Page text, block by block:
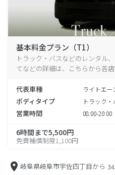
基本料金プラン（T1）
トラック・バスなどのレンタル
てなどの詳細は、こちらから各店
代表車種 ライトエ
ボディタイプ トラック
営業時間 08:00-20:00
6時間まで5,500円
免責補償制度1,100円
岐阜県岐阜市宇佐四丁目から